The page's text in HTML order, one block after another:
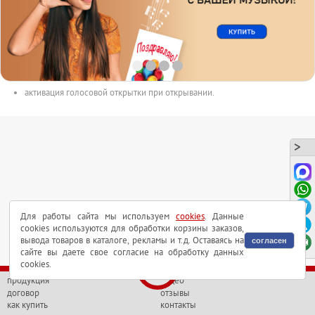
размер открытки 150mm x 100mm.
с музыкальным чипом внутри.
длительность аудиоролика до 165сек.
аудиоролик в форматах MP3 или WAV может быть выслан на почту.
активация голосовой открытки при открывании.
продукция
договор
как купить
видео
отзывы
контакты
Для работы сайта мы используемcookies. Данные
cookies используются для обработки корзины заказов,
вывода товаров в каталоге, рекламы и т.д. Оставаясь на
сайте вы даете свое согласие на обработку данных
cookies.
согласен